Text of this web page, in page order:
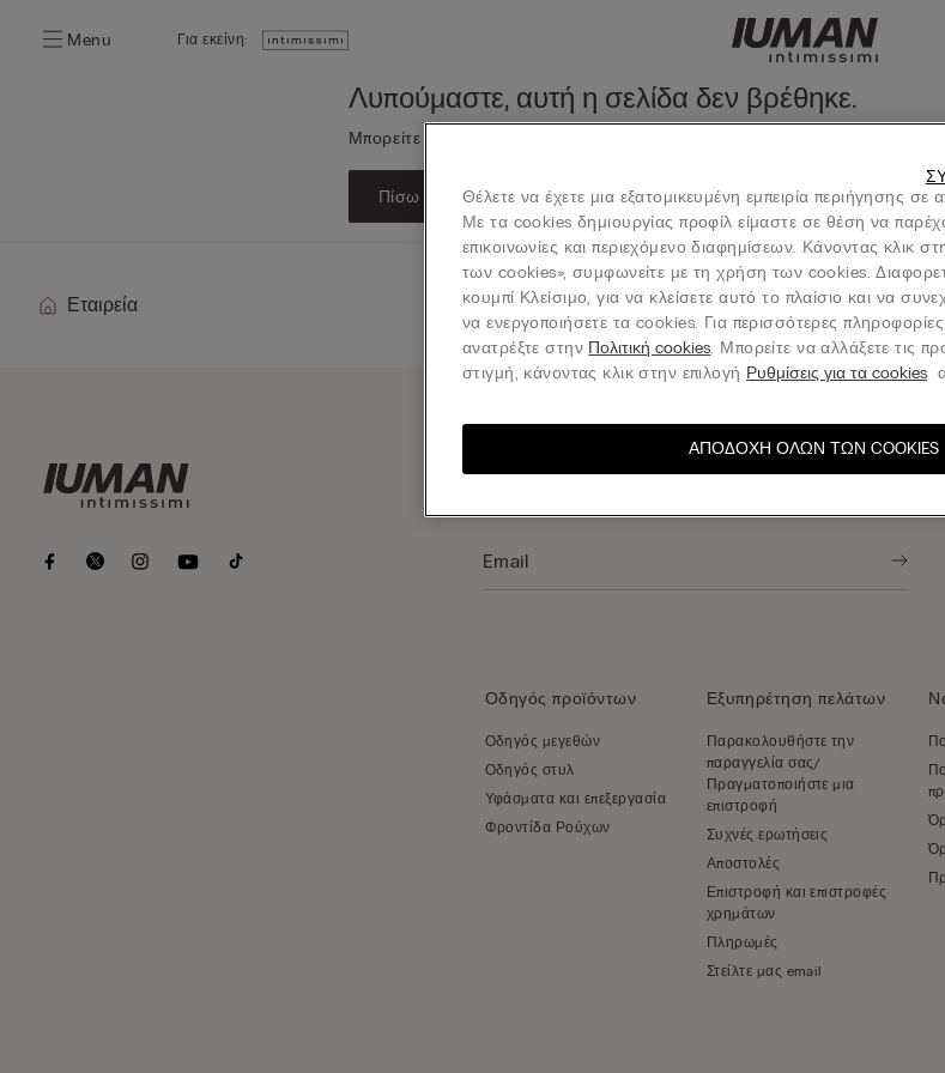
Menu Για εκείνη:
Λυπούμαστε, αυτή η σελίδα δεν βρέθηκε.
Μπορείτε σε κάθε περίπτωση να ανακαλύψετε την συλλογή μας από το
Πίσω στην Αρχική σελίδα
Εταιρεία Νομική περιοχή
Οδηγός προϊόντων
Οδηγός μεγεθών
Οδηγός στυλ
Υφάσματα και επεξεργασία
Φροντίδα Ρούχων
Εξυπηρέτηση πελάτων
Παρακολουθήστε την
παραγγελία σας/
Πραγματοποιήστε μια
επιστροφή
Συχνές ερωτήσεις
Αποστολές
Επιστροφή και επιστροφές
χρημάτων
Πληρωμές
Στείλτε μας email
Θέλετε να έχετε μια εξατομικευμένη εμπειρία περιήγησης σε
Με τα cookies δημιουργίας προφίλ είμαστε σε θέση να
επικοινωνίες και περιεχόμενο διαφημίσεων. Κάνοντας κλικ
των cookies», συμφωνείτε με τη χρήση των cookies.
κουμπί Κλείσιμο, για να κλείσετε αυτό το πλαίσιο και να
να ενεργοποιήσετε τα cookies. Για περισσότερες
ανατρέξτε στην Πολιτική cookies. Μπορείτε να αλλάξετε τις
στιγμή, κάνοντας κλικ στην επιλογή Ρυθμίσεις για τα cookies
ΑΠΟΔΟΧΉ ΌΛΩΝ ΤΩΝ COOKIES